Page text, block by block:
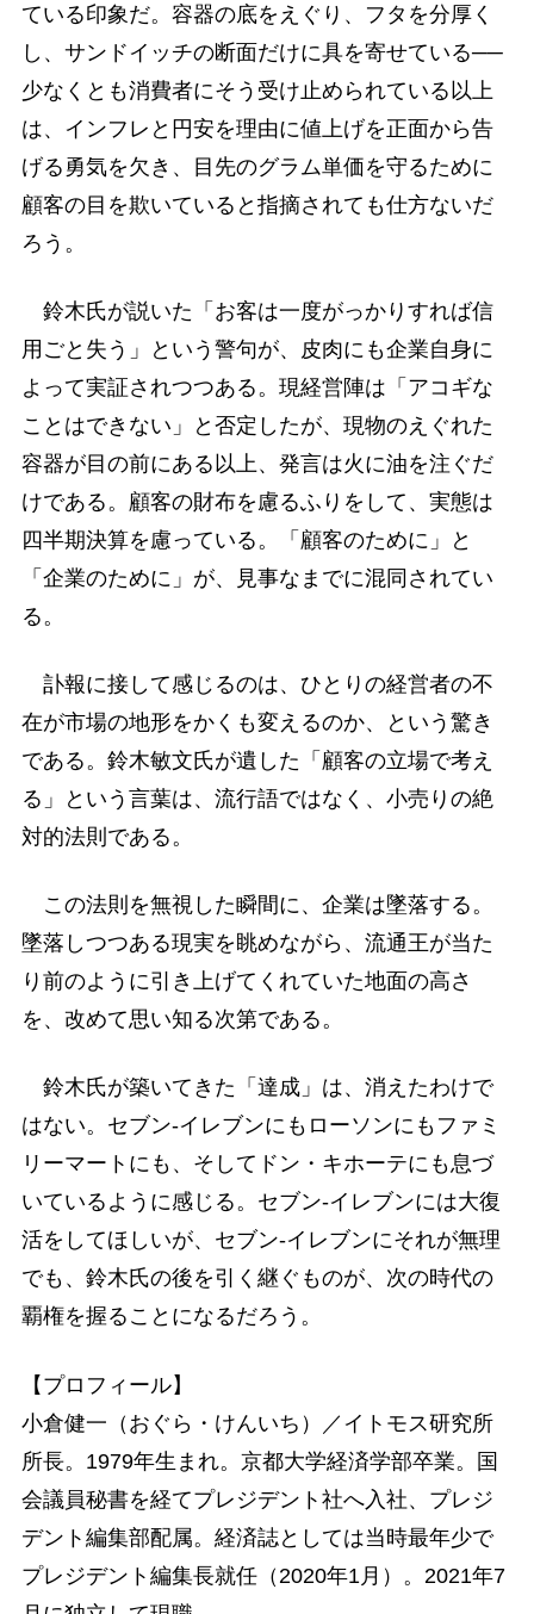
ている印象だ。容器の底をえぐり、フタを分厚く
し、サンドイッチの断面だけに具を寄せている──
少なくとも消費者にそう受け止められている以上
は、インフレと円安を理由に値上げを正面から告
げる勇気を欠き、目先のグラム単価を守るために
顧客の目を欺いていると指摘されても仕方ないだ
ろう。
鈴木氏が説いた「お客は一度がっかりすれば信
用ごと失う」という警句が、皮肉にも企業自身に
よって実証されつつある。現経営陣は「アコギな
ことはできない」と否定したが、現物のえぐれた
容器が目の前にある以上、発言は火に油を注ぐだ
けである。顧客の財布を慮るふりをして、実態は
四半期決算を慮っている。「顧客のために」と
「企業のために」が、見事なまでに混同されてい
る。
訃報に接して感じるのは、ひとりの経営者の不
在が市場の地形をかくも変えるのか、という驚き
である。鈴木敏文氏が遺した「顧客の立場で考え
る」という言葉は、流行語ではなく、小売りの絶
対的法則である。
この法則を無視した瞬間に、企業は墜落する。
墜落しつつある現実を眺めながら、流通王が当た
り前のように引き上げてくれていた地面の高さ
を、改めて思い知る次第である。
鈴木氏が築いてきた「達成」は、消えたわけで
はない。セブン-イレブンにもローソンにもファミ
リーマートにも、そしてドン・キホーテにも息づ
いているように感じる。セブン-イレブンには大復
活をしてほしいが、セブン-イレブンにそれが無理
でも、鈴木氏の後を引く継ぐものが、次の時代の
覇権を握ることになるだろう。
【プロフィール】
小倉健一（おぐら・けんいち）／イトモス研究所
所長。1979年生まれ。京都大学経済学部卒業。国
会議員秘書を経てプレジデント社へ入社、プレジ
デント編集部配属。経済誌としては当時最年少で
プレジデント編集長就任（2020年1月）。2021年7